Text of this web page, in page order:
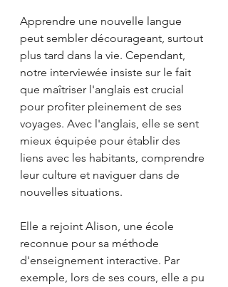
Apprendre une nouvelle langue
peut sembler décourageant, surtout
plus tard dans la vie. Cependant,
notre interviewée insiste sur le fait
que maîtriser l'anglais est crucial
pour profiter pleinement de ses
voyages. Avec l'anglais, elle se sent
mieux équipée pour établir des
liens avec les habitants, comprendre
leur culture et naviguer dans de
nouvelles situations.
Elle a rejoint Alison, une école
reconnue pour sa méthode
d'enseignement interactive. Par
exemple, lors de ses cours, elle a pu